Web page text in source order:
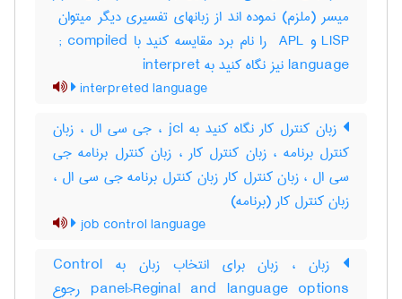
LISP و ‎ APL را نام برد مقایسه کنید با ‎ ; compiled
language نیز نگاه کنید به ‎ interpret
interpreted language
زبان کنترل کار نگاه کنید به jcl ، جی سی ال ، زبان
کنترل برنامه ، زبان کنترل کار ، زبان کنترل برنامه جی
سی ال ، زبان کنترل کار زبان کنترل برنامه جی سی ال ،
زبان کنترل کار (برنامه)
job control language
زبان ، زبان برای انتخاب زبان به Control
panel>Reginal and language options رجوع